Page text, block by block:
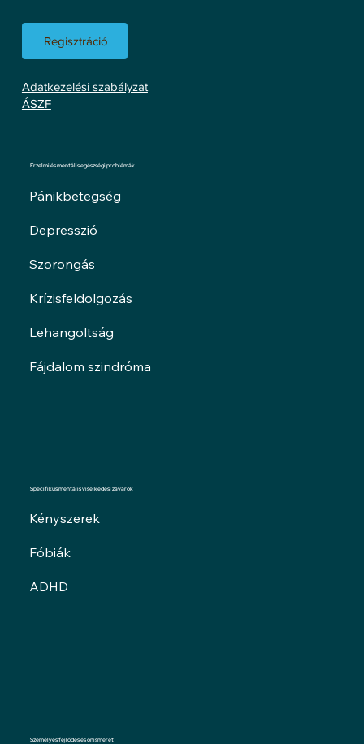
Regisztráció
Adatkezelési szabályzat
ÁSZF
Érzelmi és mentális egészségi problémák
Pánikbetegség
Depresszió
Szorongás
Krízisfeldolgozás
Lehangoltság
Fájdalom szindróma
Specifikus mentális viselkedési zavarok
Kényszerek
Fóbiák
ADHD
Személyes fejlődés és önismeret